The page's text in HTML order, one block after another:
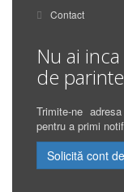
Contact
Nu ai
de
Trimite-ne
pentru a primi
Solicită cont